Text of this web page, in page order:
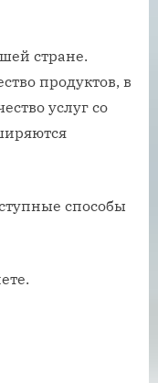
стране.
продуктов, в
услуг со
способы